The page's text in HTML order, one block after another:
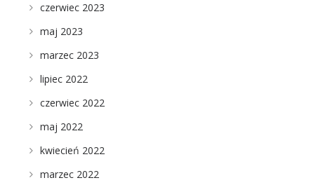
czerwiec 2023
maj 2023
marzec 2023
lipiec 2022
czerwiec 2022
maj 2022
kwiecień 2022
marzec 2022